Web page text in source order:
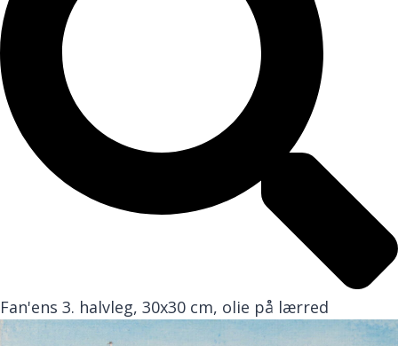
Fan'ens 3. halvleg, 30x30 cm, olie på lærred